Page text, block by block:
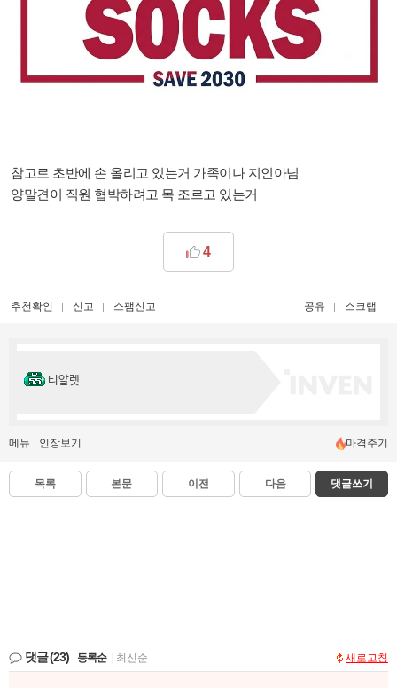
참고로 초반에 손 올리고 있는거 가족이나 지인아님
양말견이 직원 협박하려고 목 조르고 있는거
4
추천확인 신고 스팸신고 공유 스크랩
티알렛
메뉴 인장보기 마격주기
목록 본문 이전 다음 댓글쓰기
댓글(23) 등록순 최신순 새로고침